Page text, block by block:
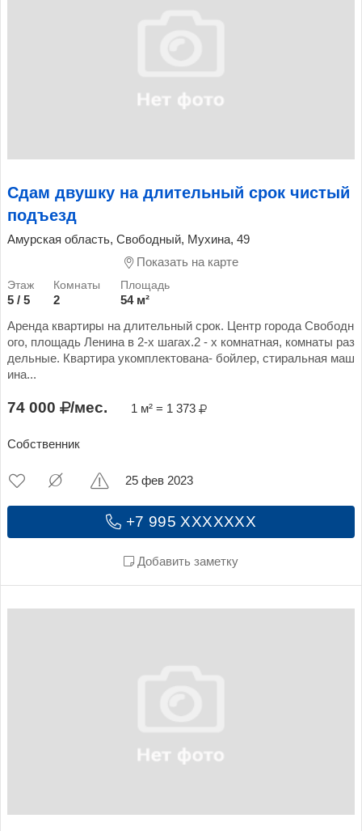
Сдам двушку на длительный срок чистый
подъезд
Амурская область, Свободный, Мухина, 49
Показать на карте
5 / 5 2
54 м²
Аренда квартиры на длительный срок. Центр города Свободн
ого, площадь Ленина в 2-х шагах.2 - х комнатная, комнаты раз
дельные. Квартира укомплектована- бойлер, стиральная маш
ина...
74 000 /мес. 1 м² = 1 373
Собственник
+7 995 XXXXXXX
Добавить заметку
25 фев 2023